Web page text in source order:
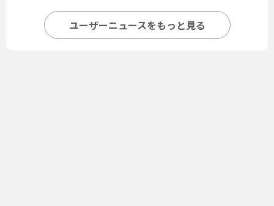
ユーザーニュースをもっと見る